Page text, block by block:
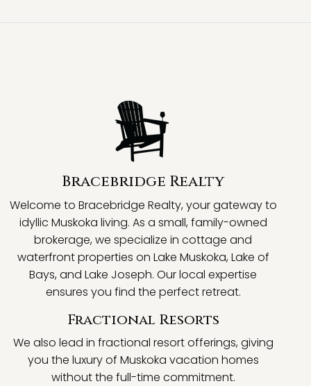
Bracebridge Realty
Welcome to Bracebridge Realty, your gateway to
idyllic Muskoka living. As a small, family-owned
brokerage, we specialize in cottage and
waterfront properties on Lake Muskoka, Lake of
Bays, and Lake Joseph. Our local expertise
ensures you find the perfect retreat.
Fractional Resorts
We also lead in fractional resort offerings, giving
you the luxury of Muskoka vacation homes
without the full-time commitment.